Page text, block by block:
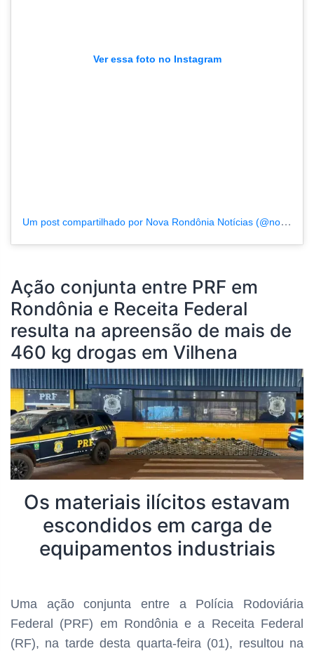
Ver essa foto no Instagram
Um post compartilhado por Nova Rondônia Notícias (@novarondonia)
Ação conjunta entre PRF em
Rondônia e Receita Federal
resulta na apreensão de mais de
460 kg drogas em Vilhena
Os materiais ilícitos estavam
escondidos em carga de
equipamentos industriais
Uma ação conjunta entre a Polícia Rodoviária
Federal (PRF) em Rondônia e a Receita Federal
(RF), na tarde desta quarta-feira (01), resultou na